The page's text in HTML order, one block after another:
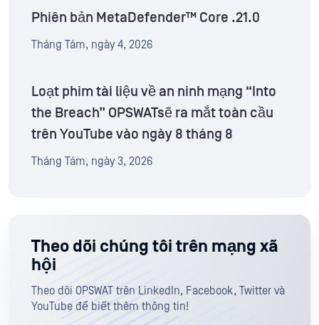
Phiên bản MetaDefender™ Core .21.0
Tháng Tám, ngày 4, 2026
Loạt phim tài liệu về an ninh mạng “Into
the Breach” OPSWATsẽ ra mắt toàn cầu
trên YouTube vào ngày 8 tháng 8
Tháng Tám, ngày 3, 2026
Theo dõi chúng tôi trên mạng xã
hội
Theo dõi OPSWAT trên LinkedIn, Facebook, Twitter và
YouTube để biết thêm thông tin!